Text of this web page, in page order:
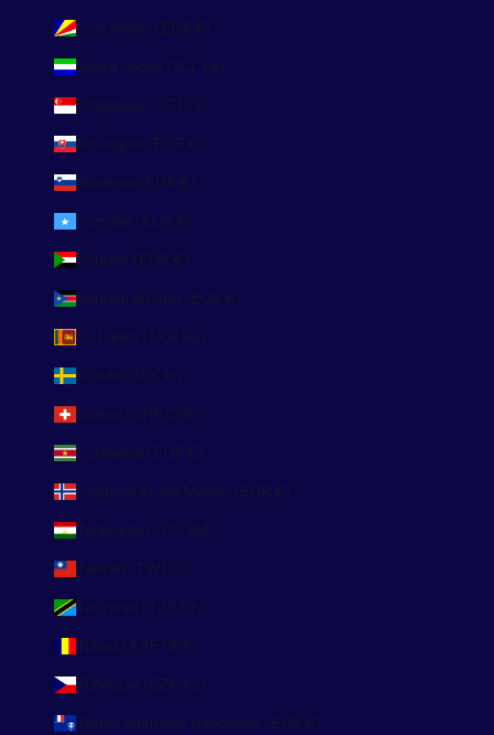
Seychelles (EUR €)
Sierra Leone (SLL Le)
Singapour (SGD $)
Slovaquie (EUR €)
Slovénie (EUR €)
Somalie (EUR €)
Soudan (EUR €)
Soudan du Sud (EUR €)
Sri Lanka (LKR ₨)
Suède (SEK kr)
Suisse (CHF CHF)
Suriname (EUR €)
Svalbard et Jan Mayen (EUR €)
Tadjikistan (TJS ЅМ)
Taïwan (TWD $)
Tanzanie (TZS Sh)
Tchad (XAF CFA)
Tchéquie (CZK Kč)
Terres australes françaises (EUR €)